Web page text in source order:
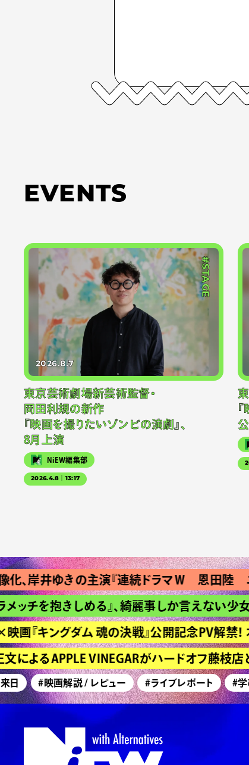
EVENTS
#STAGE
2026.8.7
東京芸術劇場新芸術監督・
岡田利規の新作
『映画を撮りたいゾンビの演劇』、
8月上演
NiEW編集部
2026.4.8｜13:17
岸井ゆきの主演『連続ドラマＷ 恩田陸 ユー
チを抱きしめる』、綺麗事しか言えない少女の
キングダム 魂の決戦』公開記念PV解禁！ 本
よるAPPLE VINEGARがハードオフ藤枝店と
#映画解説 / レビュー #ライブレポート #学び